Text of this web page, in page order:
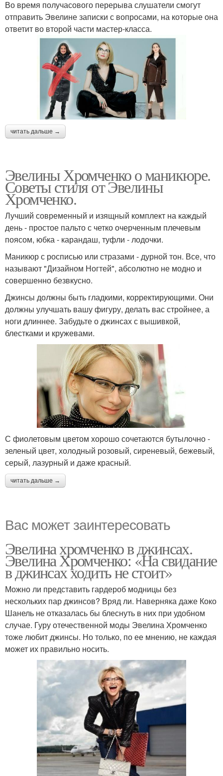
Во время получасового перерыва слушатели смогут
отправить Эвелине записки с вопросами, на которые она
ответит во второй части мастер-класса.
читать дальше →
Эвелины Хромченко о маникюре.
Советы стиля от Эвелины
Хромченко.
Лучший современный и изящный комплект на каждый
день - простое пальто с четко очерченным плечевым
поясом, юбка - карандаш, туфли - лодочки.
Маникюр с росписью или стразами - дурной тон. Все, что
называют "Дизайном Ногтей", абсолютно не модно и
совершенно безвкусно.
Джинсы должны быть гладкими, корректирующими. Они
должны улучшать вашу фигуру, делать вас стройнее, а
ноги длиннее. Забудьте о джинсах с вышивкой,
блестками и кружевами.
С фиолетовым цветом хорошо сочетаются бутылочно -
зеленый цвет, холодный розовый, сиреневый, бежевый,
серый, лазурный и даже красный.
читать дальше →
Вас может заинтересовать
Эвелина хромченко в джинсах.
Эвелина Хромченко: «На свидание
в джинсах ходить не стоит»
Можно ли представить гардероб модницы без
нескольких пар джинсов? Вряд ли. Наверняка даже Коко
Шанель не отказалась бы блеснуть в них при удобном
случае. Гуру отечественной моды Эвелина Хромченко
тоже любит джинсы. Но только, по ее мнению, не каждая
может их правильно носить.